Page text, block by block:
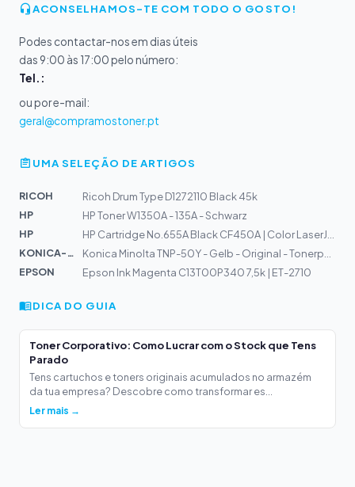
ACONSELHAMOS-TE COM TODO O GOSTO!
Podes contactar-nos em dias úteis
das 9:00 às 17:00 pelo número:
Tel.:
ou por e-mail:
geral@compramostoner.pt
UMA SELEÇÃO DE ARTIGOS
RICOH
Ricoh Drum Type D1272110 Black 45k
HP
HP Toner W1350A - 135A - Schwarz
HP
HP Cartridge No.655A Black CF450A | Color LaserJet M652...
KONICA-MIN...
Konica Minolta TNP-50Y - Gelb - Original - Tonerpatrone...
EPSON
Epson Ink Magenta C13T00P340 7,5k | ET-2710
DICA DO GUIA
Toner Corporativo: Como Lucrar com o Stock que Tens
Parado
Tens cartuchos e toners originais acumulados no armazém
da tua empresa? Descobre como transformar es...
Ler mais →